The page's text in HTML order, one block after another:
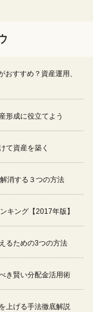
すすめ？資産運用、
形成に役立てよう
て資産を築く
消する３つの方法
キング【2017年版】
るための3つの方法
き賢い分配金活用術
上げる手法徹底解説